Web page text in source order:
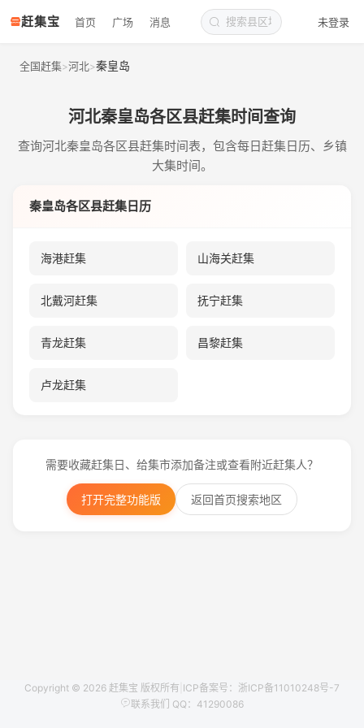
赶集宝 首页 广场 消息 未登录
全国赶集>河北>秦皇岛
河北秦皇岛各区县赶集时间查询
查询河北秦皇岛各区县赶集时间表，包含每日赶集日历、乡镇
大集时间。
秦皇岛各区县赶集日历
海港赶集 山海关赶集
北戴河赶集 抚宁赶集
青龙赶集 昌黎赶集
卢龙赶集
需要收藏赶集日、给集市添加备注或查看附近赶集人？
打开完整功能版 返回首页搜索地区
Copyright © 2026 赶集宝 版权所有 ICP备案号：浙ICP备11010248号-7
联系我们 QQ：41290086